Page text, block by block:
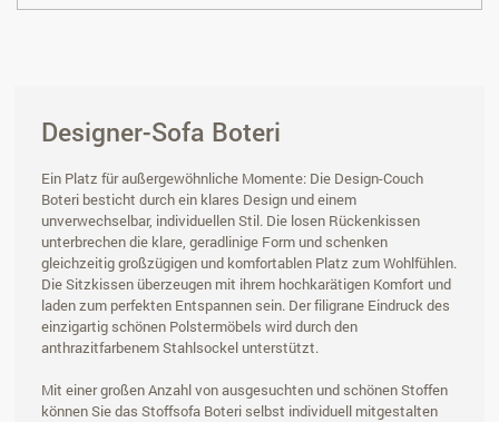
Designer-Sofa Boteri
Ein Platz für außergewöhnliche Momente: Die Design-Couch
Boteri besticht durch ein klares Design und einem
unverwechselbar, individuellen Stil. Die losen Rückenkissen
unterbrechen die klare, geradlinige Form und schenken
gleichzeitig großzügigen und komfortablen Platz zum Wohlfühlen.
Die Sitzkissen überzeugen mit ihrem hochkarätigen Komfort und
laden zum perfekten Entspannen sein. Der filigrane Eindruck des
einzigartig schönen Polstermöbels wird durch den
anthrazitfarbenem Stahlsockel unterstützt.
Mit einer großen Anzahl von ausgesuchten und schönen Stoffen
können Sie das Stoffsofa Boteri selbst individuell mitgestalten